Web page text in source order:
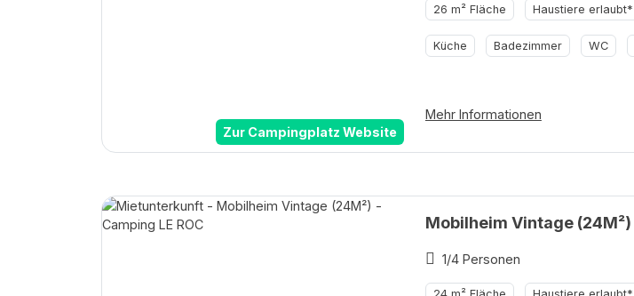
Zur Campingplatz Website
26 m² Fläche Haustiere erlaubt*
Küche Badezimmer WC
Mehr Informationen
Mobilheim Vintage (24M²)
1/4 Personen